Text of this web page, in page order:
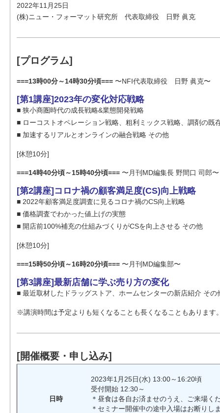
2022年11月25日
(株)ニュー・フォーマット研究所 代表取締役 日野 眞克
[プログラム]
===13時00分～14時30分頃=== 〜NFI代表取締役 日野 眞克〜
[第1講座]2023年の変化対応戦略
■ 狭小商圏時代の成長戦略&業態開発戦略
■ ローコストオペレーション戦略、粗利ミックス戦略、調剤の既
■ 加速するリアルとオンラインの融合戦略 その他
[休憩10分]
===14時40分頃～15時40分頃=== 〜月刊MD編集長 野間口 司郎〜
[第2講座]コロナ禍の顧客満足度(CS)向上戦略
■ 2022年顧客満足度調査に見るコロナ禍のCS向上戦略
■ 価格調査でわかった値上げの実態
■ 開店前100%補充の仕組みづくりがCSを向上させる その他
[休憩10分]
===15時50分頃～16時20分頃=== 〜月刊MD編集部〜
[第3講座]最新店舗に学ぶ売り方の変化
■ 最近取材したドラッグストア、ホームセンターの新店紹介 その
※講演時間は予定よりも短くなることも長くなることもあります
[開催概要・申し込み]
日時
2023年1月25日(水) 13:00～16:20頃
受付開始 12:30～
＊昼食は各自お済ませのうえ、ご来場く
＊セミナー開催中の途中入場はお断りし